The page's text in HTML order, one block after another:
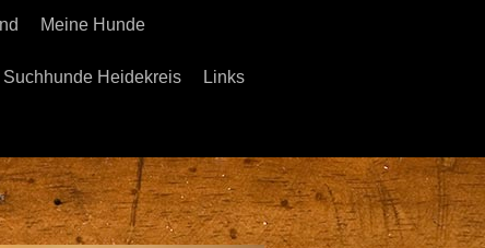
Meine Hunde
Suchhunde Heidekreis Links